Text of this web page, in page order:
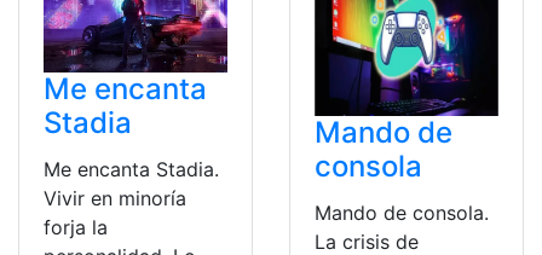
Me encanta
Stadia
Me encanta Stadia.
Vivir en minoría
forja la
Mando de
consola
Mando de consola.
La crisis de